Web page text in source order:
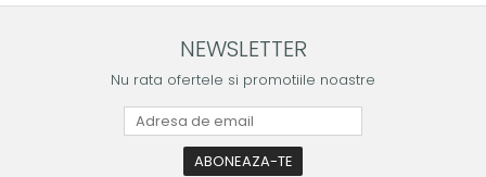
NEWSLETTER
Nu rata ofertele si promotiile noastre